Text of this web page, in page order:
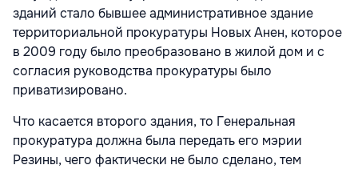
зданий стало бывшее административное здание
территориальной прокуратуры Новых Анен, которое
в 2009 году было преобразовано в жилой дом и с
согласия руководства прокуратуры было
приватизировано.
Что касается второго здания, то Генеральная
прокуратура должна была передать его мэрии
Резины, чего фактически не было сделано, тем